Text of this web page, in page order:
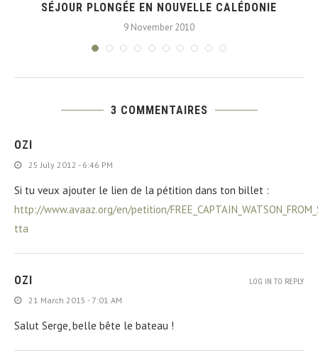
SÉJOUR PLONGÉE EN NOUVELLE CALÉDONIE
9 November 2010
3 COMMENTAIRES
OZI
25 July 2012 - 6:46 PM
Si tu veux ajouter le lien de la pétition dans ton billet :
http://www.avaaz.org/en/petition/
tta
OZI
21 March 2015 - 7:01 AM
Salut Serge, belle bête le bateau !
LOG IN TO REPLY